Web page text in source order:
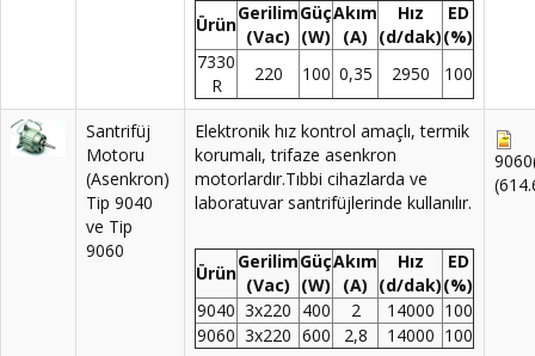
Ürün
Gerilim
(Vac)
Güç
(W)
Akım
(A)
Hız
(d/dak)
ED
(%)
7330
R
220 100 0,35 2950 100
Santrifüj
Motoru
(Asenkron)
Tip 9040
ve Tip
9060
Elektronik hız kontrol amaçlı, termik
korumalı, trifaze asenkron
motorlardır.Tıbbi cihazlarda ve
laboratuvar santrifüjlerinde kullanılır.
Ürün
Gerilim
(Vac)
Güç
(W)
Akım
(A)
Hız
(d/dak)
ED
(%)
9040 3x220 400 2 14000 100
9060 3x220 600 2,8 14000 100